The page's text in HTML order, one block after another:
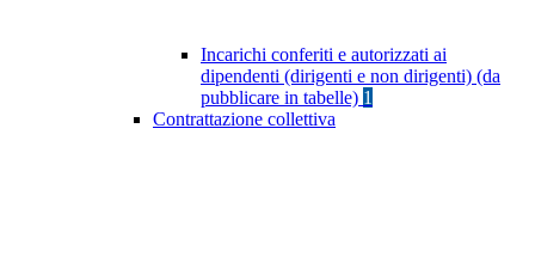
Incarichi conferiti e autorizzati ai
dipendenti (dirigenti e non dirigenti) (da
pubblicare in tabelle) 1
Contrattazione collettiva